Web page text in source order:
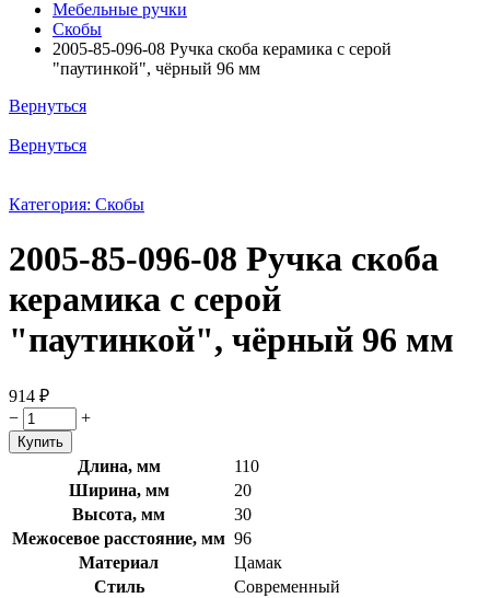
Мебельные ручки
Скобы
2005-85-096-08 Ручка скоба керамика с серой
"паутинкой", чёрный 96 мм
Вернуться
Вернуться
Категория: Скобы
2005-85-096-08 Ручка скоба
керамика с серой
"паутинкой", чёрный 96 мм
914 ₽
−
+
Длина, мм
110
Ширина, мм
20
Высота, мм
30
Межосевое расстояние, мм 96
Материал
Цамак
Стиль
Современный